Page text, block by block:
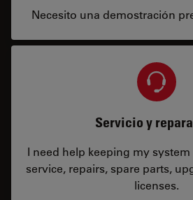
Necesito una demostración
Servicio y
I need help keeping my
service, repairs, spare parts,
licenses.